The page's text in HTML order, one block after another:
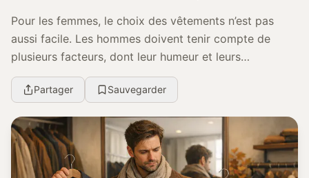
Pour les femmes, le choix des vêtements n’est pas
aussi facile. Les hommes doivent tenir compte de
plusieurs facteurs, dont leur humeur et leurs
préférences, leur taille et, surtout, les tendances du ...
Partager Sauvegarder